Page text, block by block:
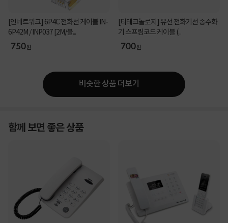
[인네트워크] 6P4C 전화선 케이블 IN-
6P42M / INP037 [2M/블...
750원
[티테크놀로지] 유선 전화기선 송수화
기 스프링코드 케이블 (...
700원
비슷한 상품 더보기
함께 보면 좋은 상품